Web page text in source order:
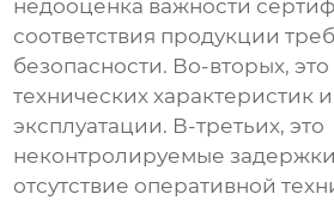
недооценка важности
соответствия продукции
безопасности. Во-вторых,
технических характеристик
эксплуатации. В-третьих, это
неконтролируемые
отсутствие оперативной